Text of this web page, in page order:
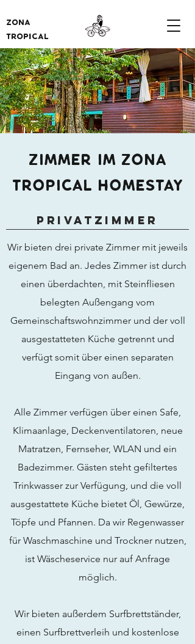
ZONA
TROPICAL
ZIMMER IM ZONA
TROPICAL HOMESTAY
PRIVATZIMMER
Wir bieten drei private Zimmer mit jeweils
eigenem Bad an. Jedes Zimmer ist durch
einen überdachten, mit Steinfliesen
belegten Außengang vom
Gemeinschaftswohnzimmer und der voll
ausgestatteten Küche getrennt und
verfügt somit über einen separaten
Eingang von außen.
Alle Zimmer verfügen über einen Safe,
Klimaanlage, Deckenventilatoren, neue
Matratzen, Fernseher, WLAN und ein
Badezimmer. Gästen steht gefiltertes
Trinkwasser zur Verfügung, und die voll
ausgestattete Küche bietet Öl, Gewürze,
Töpfe und Pfannen. Da wir Regenwasser
für Waschmaschine und Trockner nutzen,
ist Wäscheservice nur auf Anfrage
möglich.
Wir bieten außerdem Surfbrettständer,
einen Surfbrettverleih und kostenlose